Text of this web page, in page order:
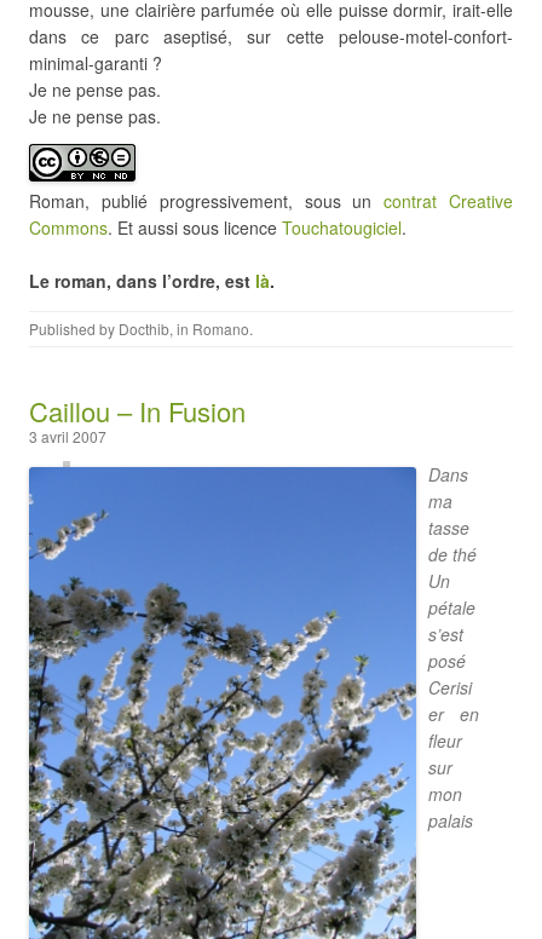
mousse, une clairière parfumée où elle puisse dormir, irait-elle
dans ce parc aseptisé, sur cette pelouse-motel-confort-
minimal-garanti ?
Je ne pense pas.
Je ne pense pas.
Roman, publié progressivement, sous uncontrat Creative
Commons. Et aussi sous licence Touchatougiciel.
Le roman, dans l’ordre, est là.
Published by Docthib, in Romano.
Caillou – In Fusion
3 avril 2007
Dans
ma
tasse
de thé
Un
pétale
s’est
posé
Cerisi
er en
fleur
sur
mon
palais